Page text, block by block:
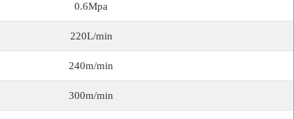
0.6Mpa
220L/min
240m/min
300m/min